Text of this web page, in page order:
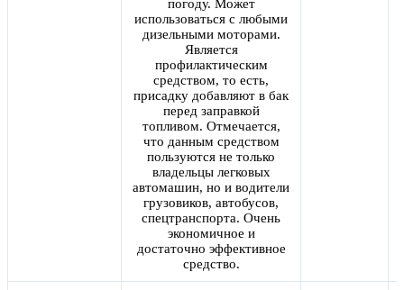
погоду. Может
использоваться с любыми
дизельными моторами.
Является
профилактическим
средством, то есть,
присадку добавляют в бак
перед заправкой
топливом. Отмечается,
что данным средством
пользуются не только
владельцы легковых
автомашин, но и водители
грузовиков, автобусов,
спецтранспорта. Очень
экономичное и
достаточно эффективное
средство.